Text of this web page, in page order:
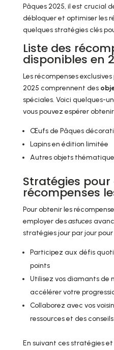
Pâques 2025, il est crucial
débloquer et optimiser les
quelques stratégies clés
Liste des
disponibles en
Les récompenses
2025 comprennent des
spéciales. Voici quelques-
vous pouvez espérer obtenir
Œufs de Pâques
Lapins en édition limitée
Autres objets
Stratégies
récompenses
Pour obtenir les
employer desastuces
stratégies jour par jour
Participez aux défis
points
Utilisez vos diamants de
accélérer votre
Collaborez avec vos
ressources et des conseils
En suivant ces stratégies